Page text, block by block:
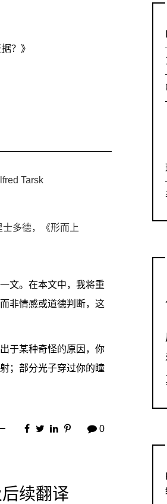
？》
Tarsk
多德，《形而上
一文。在本文中，我将重
非情感或道德判断，这
于某种奇怪的原因，你
；部分光子穿过你的瞳
0
续翻译